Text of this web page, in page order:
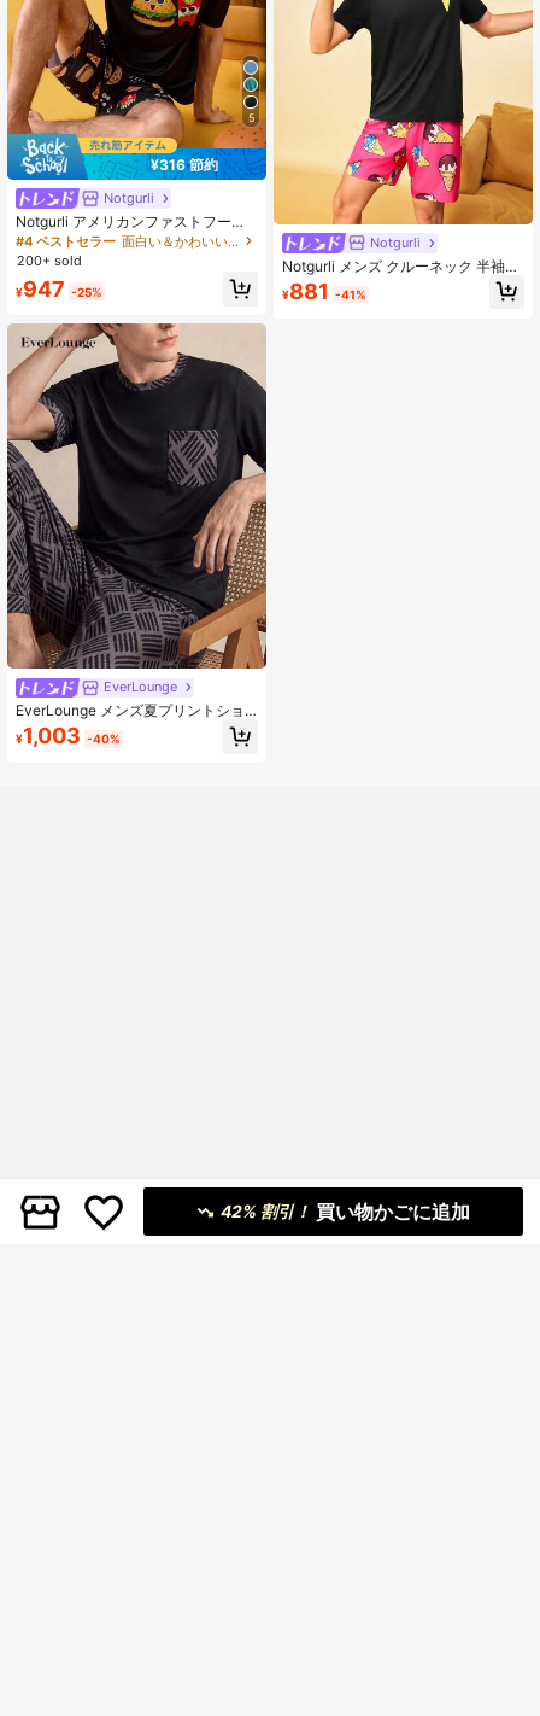
5
¥316 節約
Notgurli
Notgurli アメリカンファストフード
のおもしろプリントTシャツ&ショー
ツ、快適なカジュアルホームパジャ
#4 ベストセラー
面白い＆かわいい メンズラウンジウェアセット
200+ sold
¥947 -25%
EverLounge
EverLounge メンズ夏プリントショ
ートスリーブ&パンツセット、ラウン
ドネックプルオーバーカジュアルル
¥1,003 -40%
Notgurli
Notgurli メンズ クルーネック 半袖T
シャツとコーン柄ショーツ ルームウ
ェアセット
¥881 -41%
42% 割引！ 買い物かごに追加